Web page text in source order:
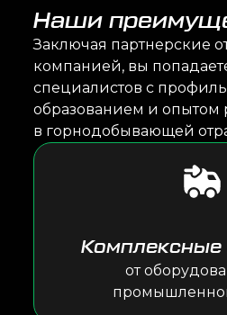
Наши
Заключая партнерские
компанией, вы
специалистов с
образованием и опытом
в горнодобывающей
Комплексные
от